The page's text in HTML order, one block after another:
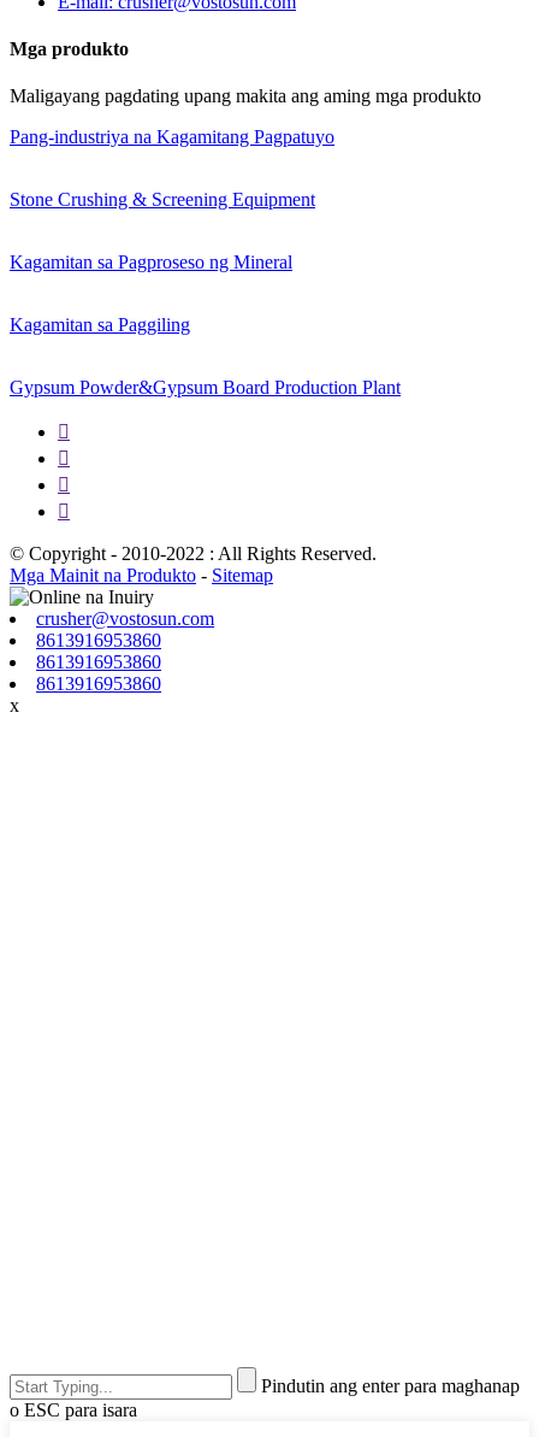
Mga produkto
Maligayang pagdating upang makita ang aming mga produkto
Pang-industriya na Kagamitang Pagpatuyo
Stone Crushing & Screening Equipment
Kagamitan sa Pagproseso ng Mineral
Kagamitan sa Paggiling
Gypsum Powder&Gypsum Board Production Plant




© Copyright - 2010-2022 : All Rights Reserved.
Mga Mainit na Produkto - Sitemap
crusher@vostosun.com
8613916953860
8613916953860
8613916953860
x
Pindutin ang enter para maghanap
o ESC para isara